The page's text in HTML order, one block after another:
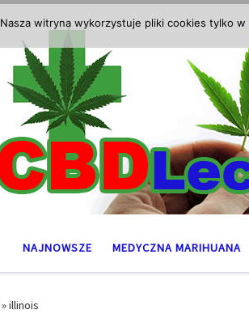
NAJNOWSZE MEDYCZNA MARIHUANA
»illinois
Nasza witryna wykorzystuje pliki cookies tylko